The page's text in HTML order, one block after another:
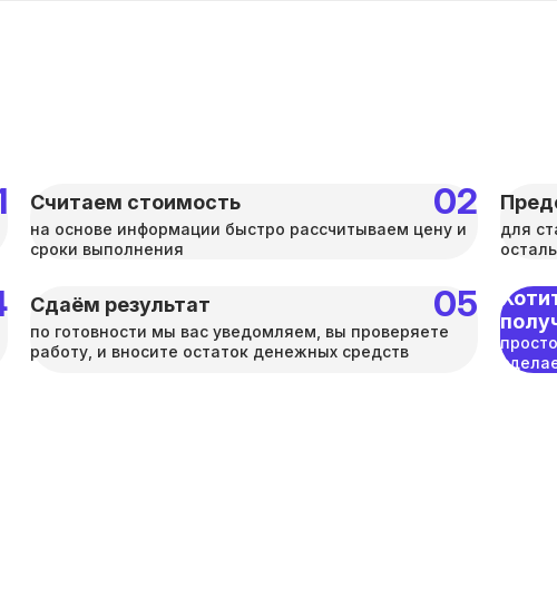
Считаем стоимость
на основе информации быстро рассчитываем цену и
сроки выполнения
для
Сдаём результат
по готовности мы вас уведомляем, вы проверяете
работу, и вносите остаток денежных средств